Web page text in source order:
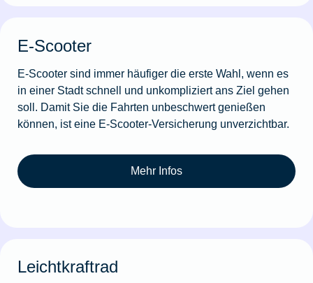
E-Scooter
E-Scooter sind immer häufiger die erste Wahl, wenn es
in einer Stadt schnell und unkompliziert ans Ziel gehen
soll. Damit Sie die Fahrten unbeschwert genießen
können, ist eine E-Scooter-Versicherung unverzichtbar.
Mehr Infos
Leichtkraftrad